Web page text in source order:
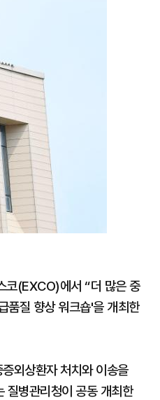
코(EXCO)에서 “더 많은 중
품질 향상 워크숍'을 개최한
외상환자 처치와 이송을
질병관리청이 공동 개최한